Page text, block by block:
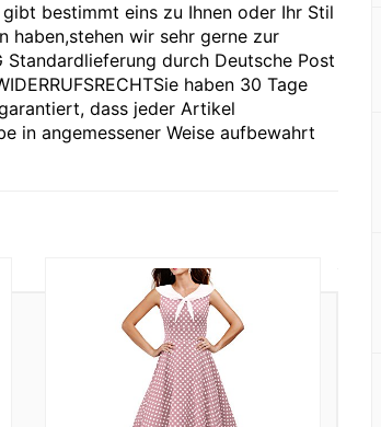
bestimmt eins zu Ihnen oder Ihr Stil
haben,stehen wir sehr gerne zur
Standardlieferung durch Deutsche Post
haben 30 Tage
dass jeder Artikel
in angemessener Weise aufbewahrt